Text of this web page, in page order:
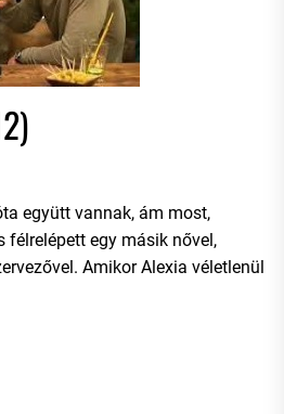
együtt vannak, ám most,
félrelépett egy másik nővel,
Amikor Alexia véletlenül